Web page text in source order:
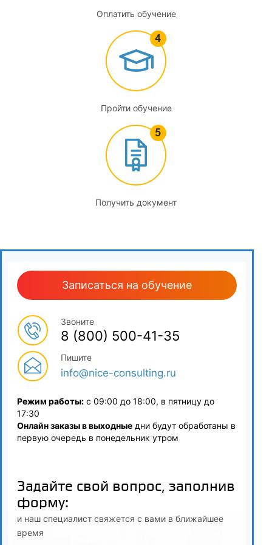
3.1
Задачи аналитического контроля на всех этапах
металлургического передела (от руды до готового
металла). Классификация методов анализа: химические,
3.2
Сущность пробирного анализа как исторического и
основного метода определения благородных металлов
3.3
3.4
Особенности химического состава и структуры сырья
шлаки, штейны)
Понятие «представительной пробы» и влияние
минералогического состава на выбор метода анализа
Методы определения содержания цветных и редких
металлов
Гравиметрический (весовой) анализ: применение для
определения меди, никеля, цинка в богатых продуктах
Оплатить обучение
Пройти обучение
Получить документ
Записаться на обучение
Звоните
8 (800) 500-41-35
Пишите
info@nice-consulting.ru
Режим работы: с 09:00 до 18:00, в пятницу до
17:30
Онлайн заказы в выходные дни будут обработаны в
первую очередь в понедельник утром
Задайте свой вопрос, заполнив
форму:
и наш специалист свяжется с вами в ближайшее
время